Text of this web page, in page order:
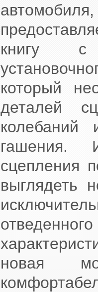
книгу с
который
деталей
колебаний
гашения.
сцепления
выглядеть
новая